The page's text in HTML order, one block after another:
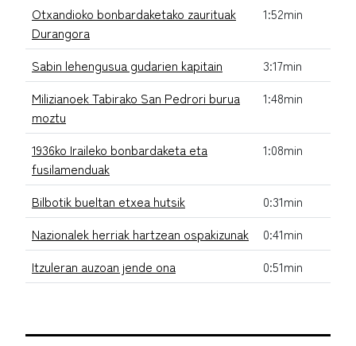
Otxandioko bonbardaketako zaurituak
Durangora
1:52min
Sabin lehengusua gudarien kapitain
3:17min
Milizianoek Tabirako San Pedrori burua
moztu
1:48min
1936ko Iraileko bonbardaketa eta
fusilamenduak
1:08min
Bilbotik bueltan etxea hutsik
0:31min
Nazionalek herriak hartzean ospakizunak
0:41min
Itzuleran auzoan jende ona
0:51min